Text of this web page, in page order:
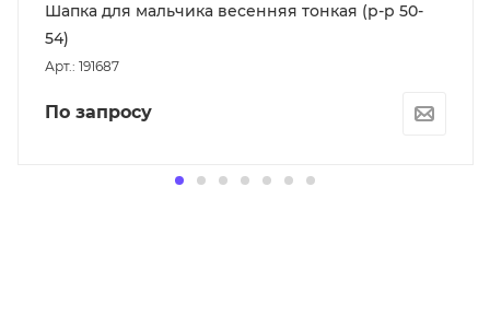
Шапка для мальчика весенняя тонкая (р-р 50-
54)
Арт.: 191687
По запросу